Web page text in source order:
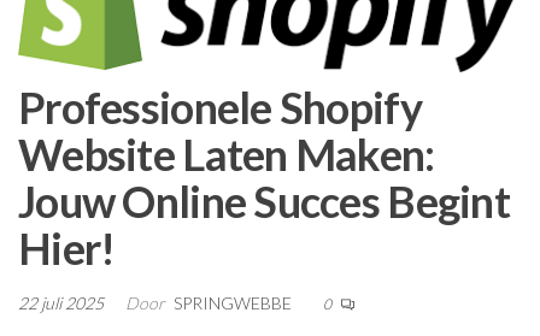
Professionele Shopify
Website Laten Maken:
Jouw Online Succes Begint
Hier!
22 juli 2025 Door SPRINGWEBBE 0